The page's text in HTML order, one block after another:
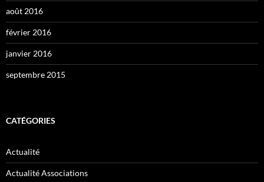
août 2016
février 2016
janvier 2016
septembre 2015
CATÉGORIES
Actualité
Actualité Associations